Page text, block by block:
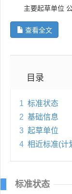
主要起草单位
查看全文
目录
1 标准状态
2 基础信息
3 起草单位
4 相近标准(计
标准状态